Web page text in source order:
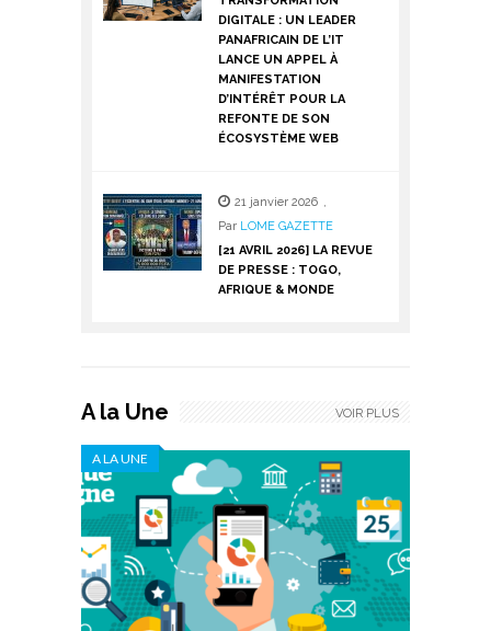
DIGITALE : UN LEADER
PANAFRICAIN DE L’IT
LANCE UN APPEL À
MANIFESTATION
D’INTÉRÊT POUR LA
REFONTE DE SON
ÉCOSYSTÈME WEB
21 janvier 2026 ,
Par LOME GAZETTE
[21 AVRIL 2026] LA REVUE
DE PRESSE : TOGO,
AFRIQUE & MONDE
A la Une
A LA UNE
VOIR PLUS